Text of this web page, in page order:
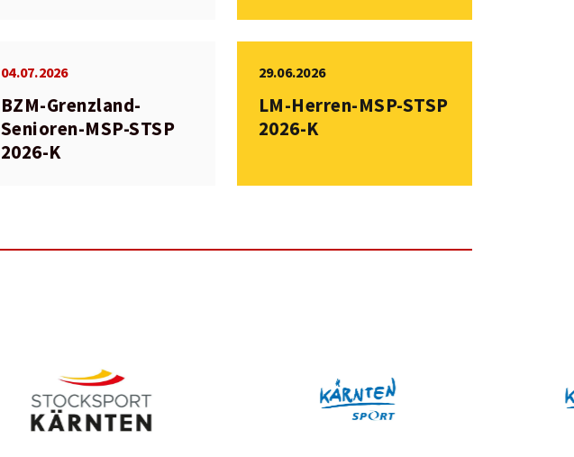
04.07.2026
BZM-Grenzland-
Senioren-MSP-STSP
2026-K
29.06.2026
LM-Herren-MSP-STSP
2026-K